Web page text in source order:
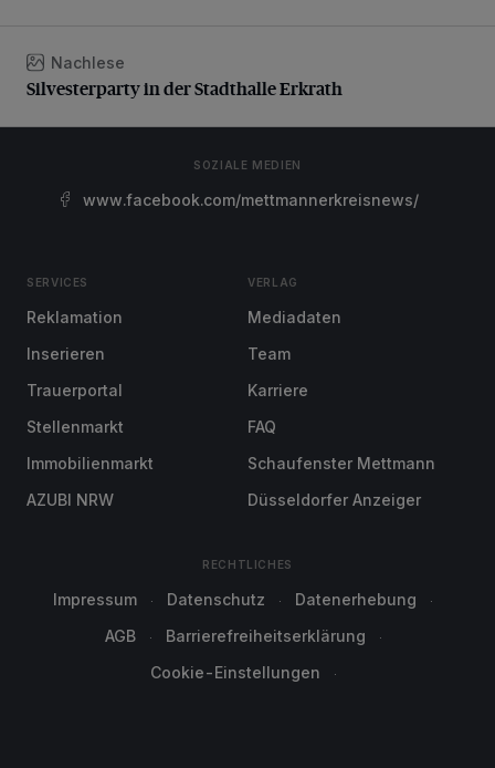
Silvesterparty in der Stadthalle Erkrath
Nachlese
Silvesterparty in der Stadthalle Erkrath
SOZIALE MEDIEN
www.facebook.com/mettmannerkreisnews/
SERVICES
Reklamation
Inserieren
Trauerportal
Stellenmarkt
Immobilienmarkt
AZUBI NRW
VERLAG
Mediadaten
Team
Karriere
FAQ
Schaufenster Mettmann
Düsseldorfer Anzeiger
RECHTLICHES
Impressum Datenschutz
Datenerhebung
AGB
Barrierefreiheitserklärung
Cookie-Einstellungen